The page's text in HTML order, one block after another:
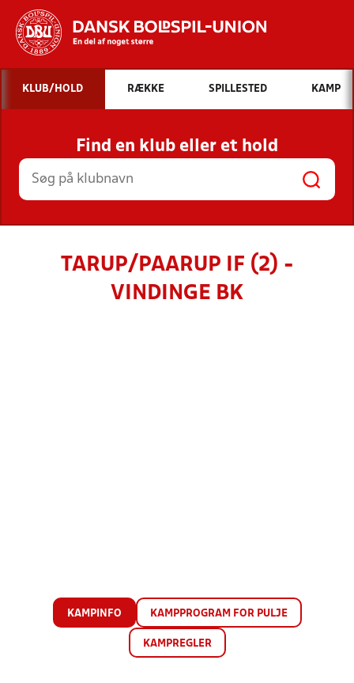
Hvad vil du søge efter?
INDHOLD OG NYHEDER
STILLINGER, RESULTATER, KLUBBER OG
HOLD
KLUB/HOLD RÆKKE SPILLESTED KAMP
Find en klub eller et hold
TARUP/PAARUP IF (2) -
VINDINGE BK
KAMPINFO KAMPPROGRAM FOR PULJE
KAMPREGLER